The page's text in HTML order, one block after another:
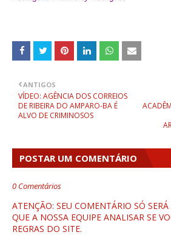
ANTIGOS
VÍDEO: AGÊNCIA DOS CORREIOS
DE RIBEIRA DO AMPARO-BA É
ALVO DE CRIMINOSOS
POSTAR UM COMENTÁRIO
0 Comentários
ATENÇÃO: SEU COMENTÁRIO SÓ
QUE A NOSSA EQUIPE ANALISAR SE
REGRAS DO SITE.